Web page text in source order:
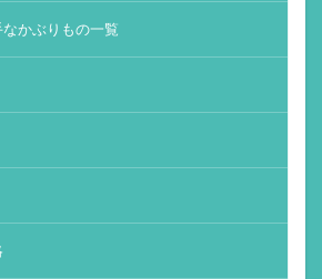
かぶりもの一覧